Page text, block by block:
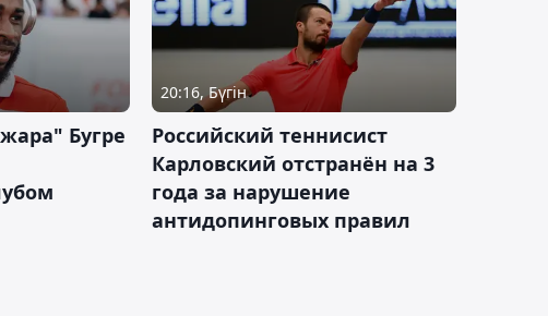
Бугре
20:16, Бүгін
Российский теннисист
Карловский отстранён на 3
года за нарушение
антидопинговых правил